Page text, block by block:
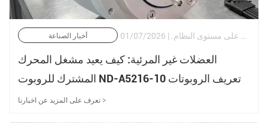
أخبار الصناعة كل حركة روبوتية - بدءًا من المعالجة الجراحية على مستوى الميكرون وحتى الفرز اللوجستي عالي السرعة - تنشأ من المشغل المشترك. ومع ذلك، غالبًا ما يتم التعامل مع اختيار المشغل على أنه مهمة شراء وليس كمشكلة هندسية على مستوى النظام. | 01/07/2026
العضلات غير المرئية: كيف يعيد مشغل المحرك
المشترك للروبوت ND-A5216-10 تعريف الروبوتات
الدقيقة بهدوء
تعرف على المزيد عن اخبارنا >